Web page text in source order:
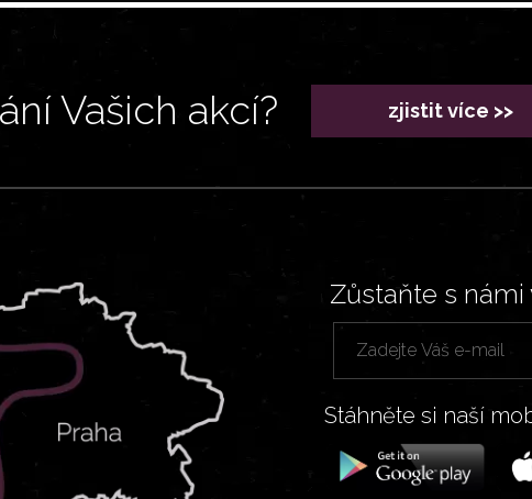
Vašich akcí? zjistit více >>
Zůstaňte s námi
Stáhněte si naší